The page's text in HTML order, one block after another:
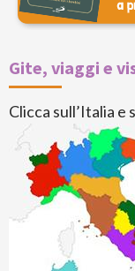
Gite, viaggi e
Clicca sull’Italia